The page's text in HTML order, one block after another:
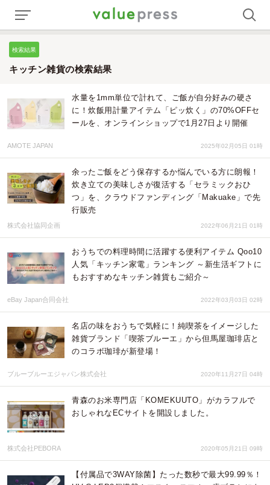
検索結果
キッチン雑貨の検索結果
水量を1mm単位で計れて、ご飯が自分好みの硬さ
に！炊飯用計量アイテム「ピッ炊く」の70%OFFセ
ールを、オンラインショップで1月27日より開催
AMOTE JAPAN 2025年02月05日 01時
余ったご飯をどう保存するか悩んでいる方に朗報！
炊き立ての美味しさが復活する「セラミックおひ
つ」を、クラウドファンディング「Makuake」で先
行販売
株式会社協同企画 2022年06月21日 01時
おうちでの料理時間に活躍する便利アイテム Qoo10
人気「キッチン家電」ランキング ～新生活ギフトに
もおすすめなキッチン雑貨もご紹介～
eBay Japan合同会社 2022年03月03日 02時
名店の味をおうちで気軽に！純喫茶をイメージした
雑貨ブランド「喫茶ブルーエ」から但馬屋珈琲店と
のコラボ珈琲が新登場！
ブルーブルーエジャパン株式会社 2020年11月27日 04時
青森のお米専門店「KOMEKUUTO」がカラフルで
おしゃれなECサイトを開設しました。
株式会社PEBORA 2020年05月21日 09時
【付属品で3WAY除菌】たった数秒で最大99.99％！